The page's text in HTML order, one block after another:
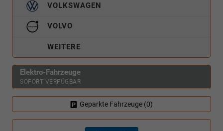
VOLKSWAGEN
VOLVO
WEITERE
Elektro-Fahrzeuge
SOFORT VERFÜGBAR
Geparkte Fahrzeuge (0)